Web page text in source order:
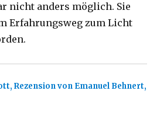
nicht anders möglich. Sie
Erfahrungsweg zum Licht
Rezension von Emanuel Behnert,